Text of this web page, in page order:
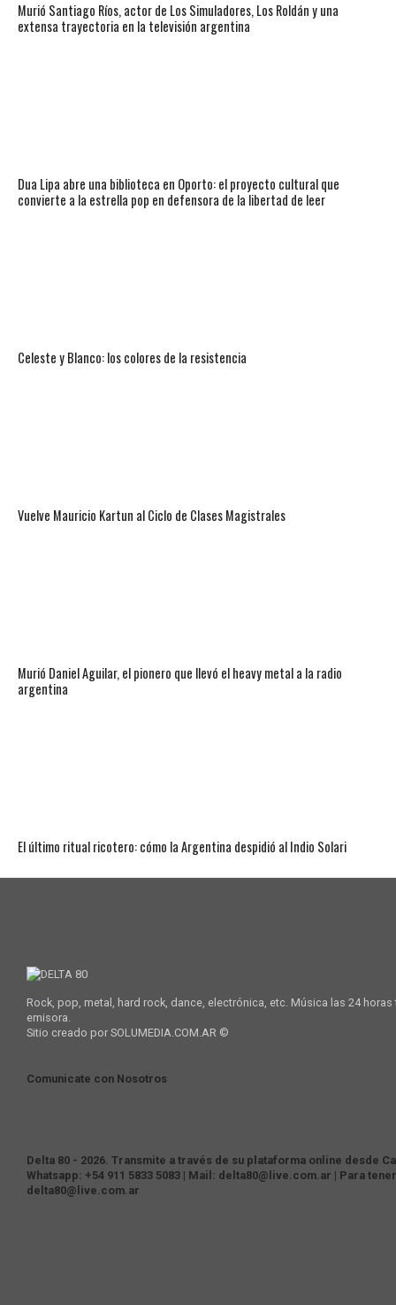
Murió Santiago Ríos, actor de Los Simuladores, Los Roldán y una
extensa trayectoria en la televisión argentina
Dua Lipa abre una biblioteca en Oporto: el proyecto cultural que
convierte a la estrella pop en defensora de la libertad de leer
Celeste y Blanco: los colores de la resistencia
Vuelve Mauricio Kartun al Ciclo de Clases Magistrales
Murió Daniel Aguilar, el pionero que llevó el heavy metal a la radio
argentina
El último ritual ricotero: cómo la Argentina despidió al Indio Solari
Rock, pop, metal, hard rock, dance, electrónica, etc. Música las 24
emisora.
Sitio creado por SOLUMEDIA.COM.AR ©
Comunicate con Nosotros
Delta 80 - 2026. Transmite a través de su plataforma online desde
Whatsapp: +54 911 5833 5083 | Mail: delta80@live.com.ar | Para
delta80@live.com.ar